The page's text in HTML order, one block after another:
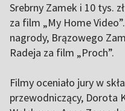
Srebrny Zamek i 10 tys.
za film „My Home
nagrody, Brązowego
Radeja za film „Proch”.
Filmy oceniało jury w
przewodniczący, Dorota